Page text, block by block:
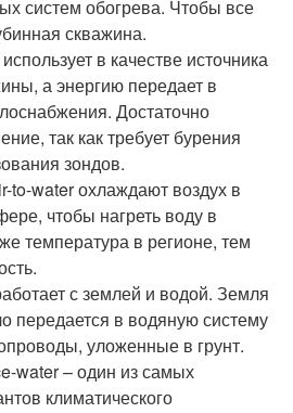
систем обогрева. Чтобы все
скважина.
в качестве источника
а энергию передает в
Достаточно
так как требует бурения
зондов.
to-water охлаждают воздух в
чтобы нагреть воду в
температура в регионе, тем
с землей и водой. Земля
передается в водяную систему
уложенные в грунт.
water – один из самых
климатического